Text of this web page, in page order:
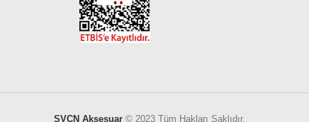
SVCN Aksesuar © 2023 Tüm Hakları Saklıdır.